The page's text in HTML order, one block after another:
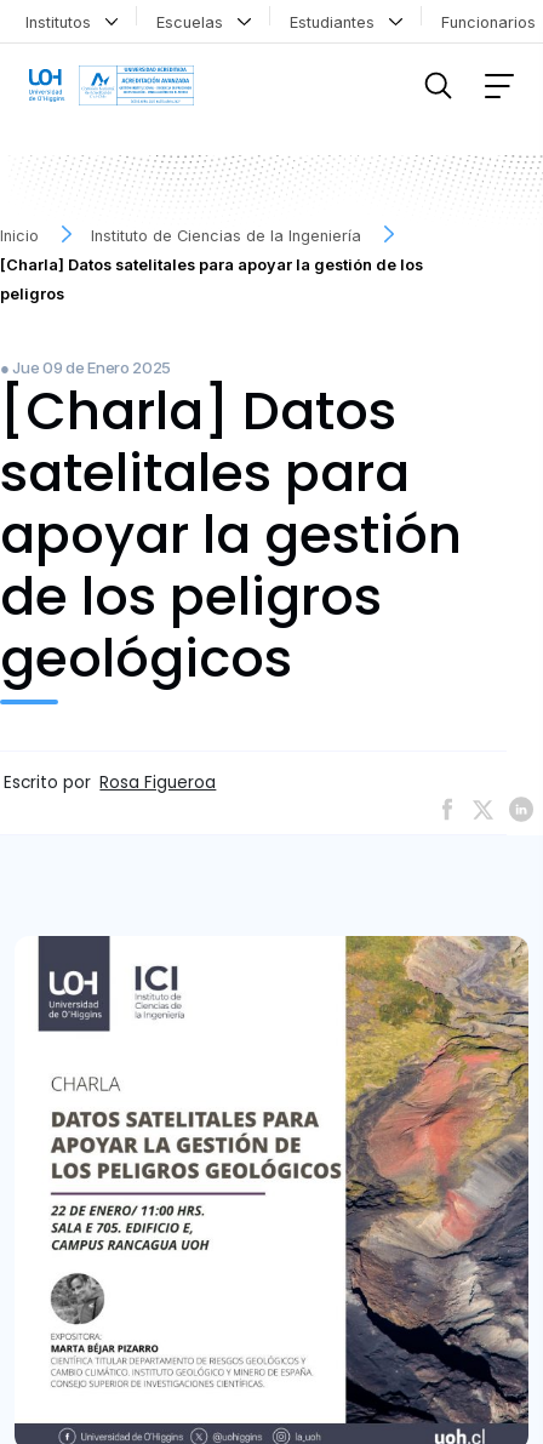
Institutos Escuelas Estudiantes
Inicio
Instituto de Ciencias de la Ingeniería
[Charla] Datos satelitales para apoyar la gestión de los
peligros
● Jue 09 de Enero 2025
[Charla] Datos
satelitales para
apoyar la gestión
de los peligros
geológicos
Escrito por Rosa Figueroa